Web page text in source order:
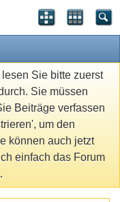
Sie bitte zuerst
Sie müssen
Beiträge verfassen
um den
können auch jetzt
einfach das Forum